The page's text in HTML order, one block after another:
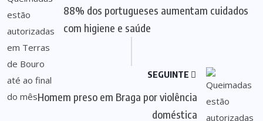
88% dos portugueses aumentam cuidados
com higiene e saúde
SEGUINTE
Homem preso em Braga por violência
doméstica